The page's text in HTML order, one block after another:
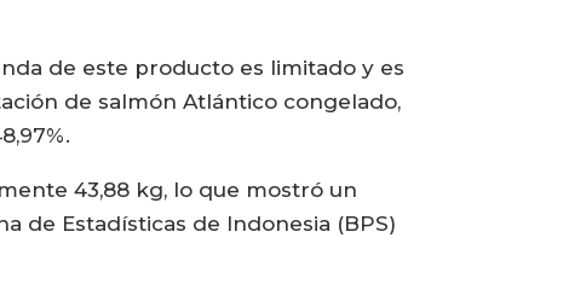
de este producto es limitado y es
de salmón Atlántico congelado,
43,88 kg, lo que mostró un
de Estadísticas de Indonesia (BPS)